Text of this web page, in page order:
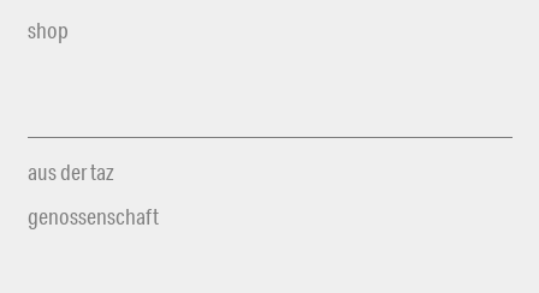
shop
aus der taz
genossenschaft